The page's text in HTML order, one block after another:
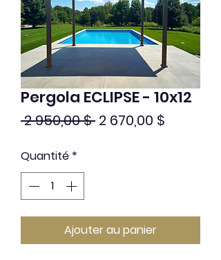
Pergola ECLIPSE - 10x12
2 950,00 $ Prix
2 670,00 $
Quantité *
Ajouter au panier